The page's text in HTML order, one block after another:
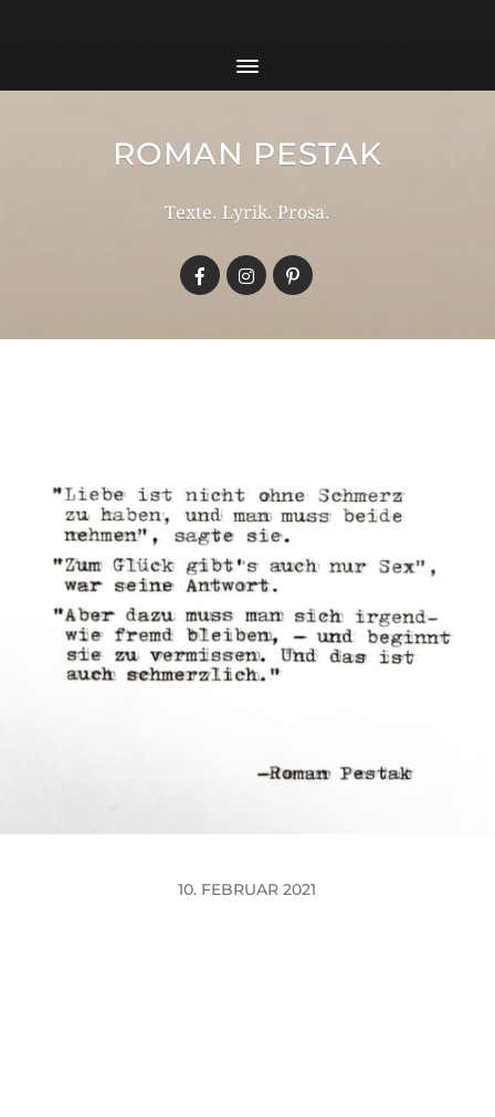
ROMAN PESTAK
Texte. Lyrik. Prosa.
10. FEBRUAR 2021